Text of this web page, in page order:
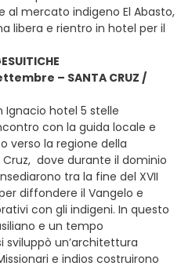
al mercato indigeno El Abasto,
libera e rientro in hotel per il
– SANTA CRUZ /
Ignacio hotel 5 stelle
con la guida locale e
verso la regione della
dove durante il dominio
tra la fine del XVII
diffondere il Vangelo e
con gli indigeni. In questo
e un tempo
un’architettura
e indios costruirono